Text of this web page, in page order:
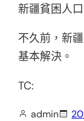
新疆貧困人
不久前，新
基本解決。
TC:
admin